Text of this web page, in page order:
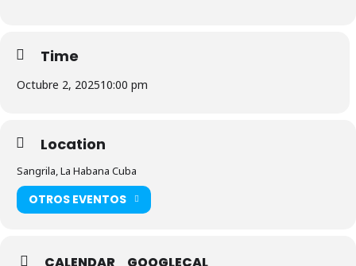
Time
Octubre 2, 202510:00 pm
Location
Sangrila, La Habana Cuba
OTROS EVENTOS
CALENDAR GOOGLECAL